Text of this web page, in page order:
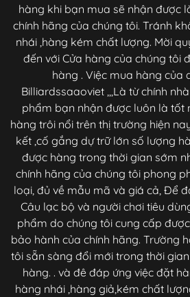
hàng khi bạn mua sẽ nhận được
chính hãng của chúng tôi. Tránh
nhái ,hàng kém chất lượng. Mời
đến với Cửa hàng của chúng tôi
hàng . Việc mua hàng của
Billiardssaaoviet ,,,Là từ chính
phẩm bạn nhận được luôn là tốt
hàng trôi nổi trên thị trường hiện
kết ,cố gắng dự trữ lớn số lượng
được hàng trong thời gian sớm
chính hãng của chúng tôi phong
loại, đủ về mẫu mã và giá cả, Để
Câu lạc bộ và người chơi tiêu
phẩm do chúng tôi cung cấp
bảo hành của chính hãng. Trường
tôi sẵn sàng đổi mới trong thời
hàng. . và đê đáp ứng việc đặt
hàng nhái ,hàng giả,kém chất